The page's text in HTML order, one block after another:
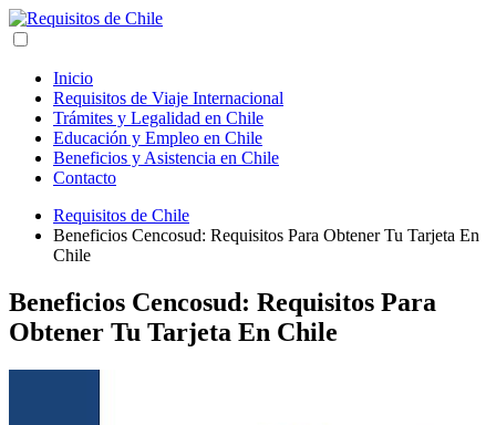
Inicio
Requisitos de Viaje Internacional
Trámites y Legalidad en Chile
Educación y Empleo en Chile
Beneficios y Asistencia en Chile
Contacto
Requisitos de Chile
Beneficios Cencosud: Requisitos Para Obtener Tu Tarjeta En
Chile
Beneficios Cencosud: Requisitos Para
Obtener Tu Tarjeta En Chile